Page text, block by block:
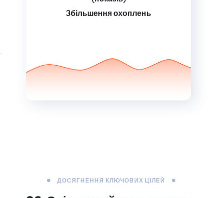
Збільшення охоплень
ДОСЯГНЕННЯ КЛЮЧОВИХ ЦІЛЕЙ